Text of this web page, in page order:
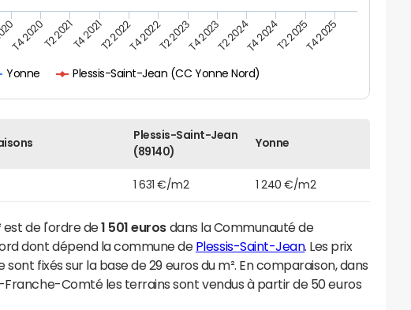
Yonne Plessis-Saint-Jean (CC Yonne Nord)
T4 2020T2 2021T4 2021T2 2022T4 2022T2 2023T4 2023T2 2024T4 2024T2 2025T4 2025
Plessis-Saint-Jean
(89140)
Yonne
1 631 €/m2 1 240 €/m2
est de l'ordre de1 501 euros dans la Communauté de
dont dépend la commune de Plessis-Saint-Jean. Les prix
fixés sur la base de 29 euros du m². En comparaison, dans
Franche-Comté les terrains sont vendus à partir de 50 euros